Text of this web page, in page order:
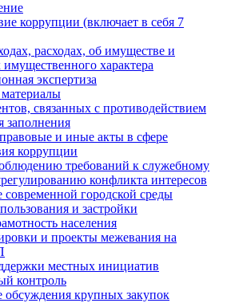
коррупции (включает в себя 7
расходах, об имуществе и
имущественного характера
экспертиза
связанных с противодействием
заполнения
и иные акты в сфере
коррупции
требований к служебному
конфликта интересов
городской среды
и застройки
населения
и проекты межевания на
местных инициатив
контроль
крупных закупок